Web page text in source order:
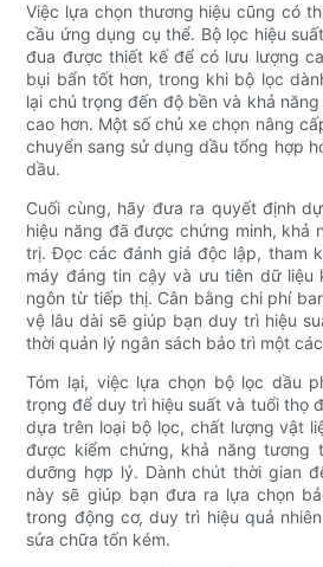
Việc lựa chọn thương hiệu cũng có
cầu ứng dụng cụ thể. Bộ lọc hiệu
đua được thiết kế để có lưu lượng
bụi bẩn tốt hơn, trong khi bộ lọc
lại chú trọng đến độ bền và khả
cao hơn. Một số chủ xe chọn nâng
chuyển sang sử dụng dầu tổng hợp
dầu.
Cuối cùng, hãy đưa ra quyết định
hiệu năng đã được chứng minh, khả
trị. Đọc các đánh giá độc lập, tham
máy đáng tin cậy và ưu tiên dữ liệu
ngôn từ tiếp thị. Cân bằng chi phí
vệ lâu dài sẽ giúp bạn duy trì hiệu
thời quản lý ngân sách bảo trì một
Tóm lại, việc lựa chọn bộ lọc dầu
trọng để duy trì hiệu suất và tuổi thọ
dựa trên loại bộ lọc, chất lượng vật
được kiểm chứng, khả năng tương
dưỡng hợp lý. Dành chút thời gian
này sẽ giúp bạn đưa ra lựa chọn
trong động cơ, duy trì hiệu quả
sửa chữa tốn kém.